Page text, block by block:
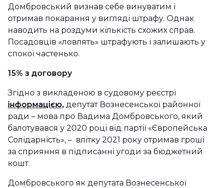
Домбровський визнав себе винуватим і
отримав покарання у вигляді штрафу. Однак
наводить на роздуми кількість схожих справ.
Посадовців «ловлять» штрафують і залишають у
спокої частенько.
15% з договору
Згідно з викладеною в судовому реєстрі
інформацією, депутат Вознесенської районної
ради – мова про Вадима Домбровського, який
балотувався у 2020 році від партії «Європейська
Солідарність», – влітку 2021 року отримав гроші
за сприяння в підписанні угоди за бюджетний
кошт.
Домбровського як депутата Вознесенської